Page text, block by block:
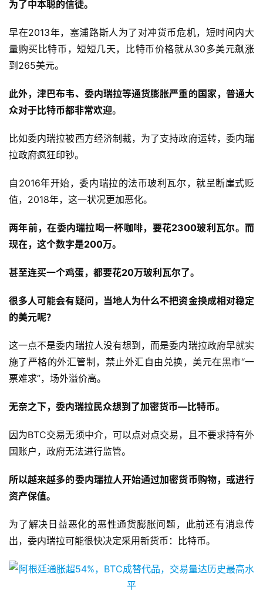
为了中本聪的信徒。
早在2013年，塞浦路斯人为了对冲货币危机，短时间内大
量购买比特币，短短几天，比特币价格就从30多美元飙涨
到265美元。
此外，津巴布韦、委内瑞拉等通货膨胀严重的国家，普通大
众对于比特币都非常欢迎。
比如委内瑞拉被西方经济制裁，为了支持政府运转，委内瑞
拉政府疯狂印钞。
自2016年开始，委内瑞拉的法币玻利瓦尔，就呈断崖式贬
值，2018年，这一状况更加恶化。
两年前，在委内瑞拉喝一杯咖啡，要花2300玻利瓦尔。而
现在，这个数字是200万。
甚至连买一个鸡蛋，都要花20万玻利瓦尔了。
很多人可能会有疑问，当地人为什么不把资金换成相对稳定
的美元呢？
这一点不是委内瑞拉人没有想到，而是委内瑞拉政府早就实
施了严格的外汇管制，禁止外汇自由兑换，美元在黑市“一
票难求”，场外溢价高。
无奈之下，委内瑞拉民众想到了加密货币—比特币。
因为BTC交易无须中介，可以点对点交易，且不要求持有外
国账户，政府无法进行监管。
所以越来越多的委内瑞拉人开始通过加密货币购物，或进行
资产保值。
为了解决日益恶化的恶性通货膨胀问题，此前还有消息传
出，委内瑞拉可能很快决定采用新货币：比特币。